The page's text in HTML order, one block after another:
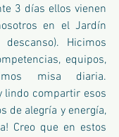
3 días ellos vienen
en el Jardín
Hicimos
equipos,
misa diaria.
lindo compartir esos
de alegría y energía,
Creo que en estos